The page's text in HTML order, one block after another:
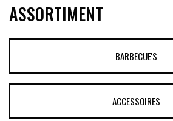
ASSORTIMENT
BARBECUE'S
ACCESSOIRES